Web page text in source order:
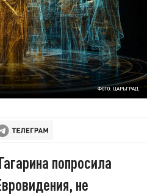
ФОТО: ЦАРЬГРАД
попросила
не